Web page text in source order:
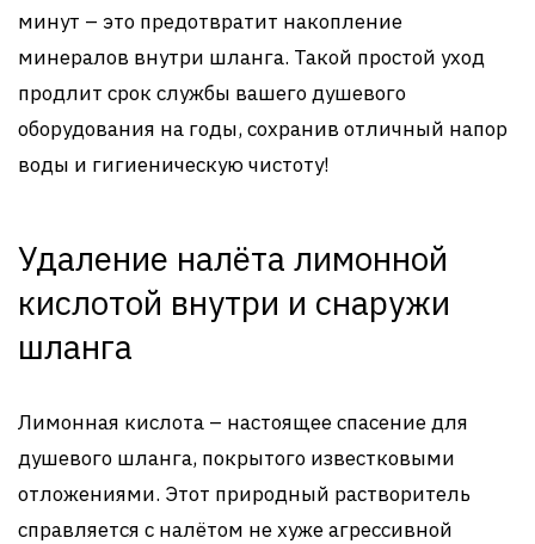
минут – это предотвратит накопление
минералов внутри шланга. Такой простой уход
продлит срок службы вашего душевого
оборудования на годы, сохранив отличный напор
воды и гигиеническую чистоту!
Удаление налёта лимонной
кислотой внутри и снаружи
шланга
Лимонная кислота – настоящее спасение для
душевого шланга, покрытого известковыми
отложениями. Этот природный растворитель
справляется с налётом не хуже агрессивной